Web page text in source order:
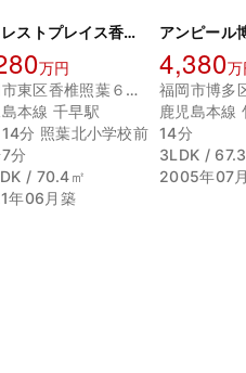
フォレストプレイス香椎照葉ザ・テラス03
万円
福岡市東区香椎照葉６丁目
本線 千早駅
分 照葉北小学校前
分
/ 70.4㎡
年06月築
アンピール
4,380万
鹿児島本線
14分
3LDK /
2005年07